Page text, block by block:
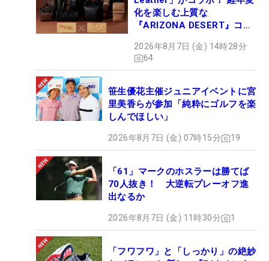
化を楽しむ上質な
『ARIZONA DESERT』コレ
ュー
2026年8月7日 (金) 14時28分
64
笹生優花主催ジュニアイベントに宮
里美香らが参加「純粋にゴルフを楽
しんでほしい」
2026年8月7日 (金) 07時15分 19
「61」マークのホスラーは勝てば
70人抜き！ 大逆転プレーオフ進
出なるか
2026年8月7日 (金) 11時30分 1
「フワフワ」と「しっかり」の絶妙